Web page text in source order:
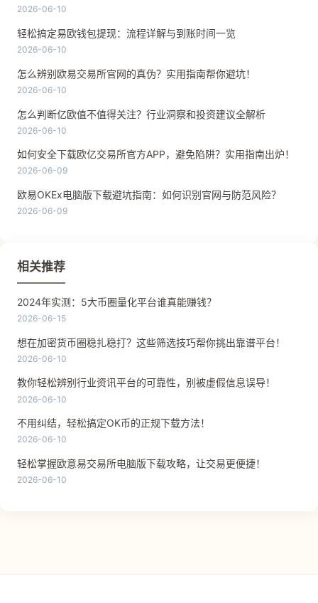
2026-06-10
轻松搞定易欧钱包提现：流程详解与到账时间一览
2026-06-10
怎么辨别欧易交易所官网的真伪？实用指南帮你避坑！
2026-06-10
怎么判断亿欧值不值得关注？行业洞察和投资建议全解析
2026-06-10
如何安全下载欧亿交易所官方APP，避免陷阱？实用指南出炉！
2026-06-09
欧易OKEx电脑版下载避坑指南：如何识别官网与防范风险？
2026-06-09
相关推荐
2024年实测：5大币圈量化平台谁真能赚钱？
2026-06-15
想在加密货币圈稳扎稳打？这些筛选技巧帮你挑出靠谱平台！
2026-06-10
教你轻松辨别行业资讯平台的可靠性，别被虚假信息误导！
2026-06-10
不用纠结，轻松搞定OK币的正规下载方法！
2026-06-10
轻松掌握欧意易交易所电脑版下载攻略，让交易更便捷！
2026-06-10